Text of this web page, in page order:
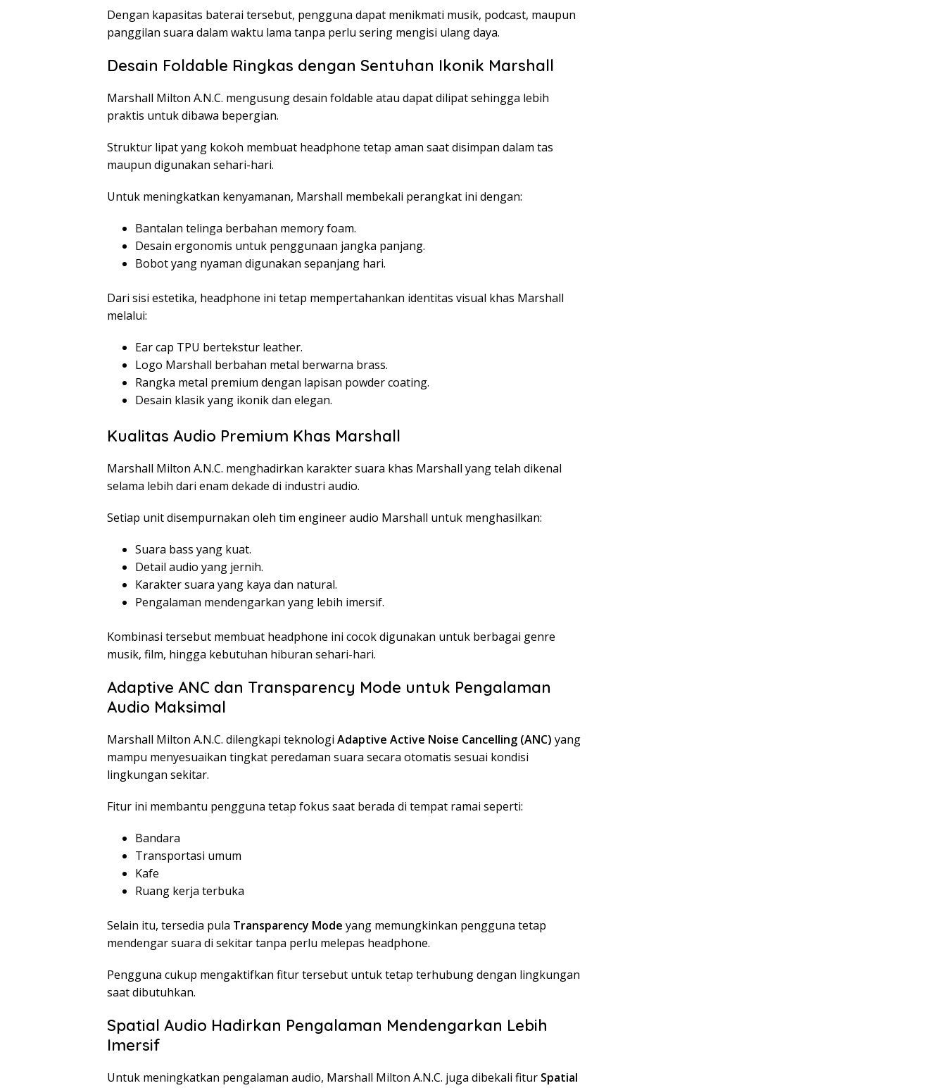
Dengan kapasitas baterai tersebut, pengguna dapat menikmati musik, podcast, maupun
panggilan suara dalam waktu lama tanpa perlu sering mengisi ulang daya.
Desain Foldable Ringkas dengan Sentuhan Ikonik Marshall
Marshall Milton A.N.C. mengusung desain foldable atau dapat dilipat sehingga lebih
praktis untuk dibawa bepergian.
Struktur lipat yang kokoh membuat headphone tetap aman saat disimpan dalam tas
maupun digunakan sehari-hari.
Untuk meningkatkan kenyamanan, Marshall membekali perangkat ini dengan:
Bantalan telinga berbahan memory foam.
Desain ergonomis untuk penggunaan jangka panjang.
Bobot yang nyaman digunakan sepanjang hari.
Dari sisi estetika, headphone ini tetap mempertahankan identitas visual khas Marshall
melalui:
Ear cap TPU bertekstur leather.
Logo Marshall berbahan metal berwarna brass.
Rangka metal premium dengan lapisan powder coating.
Desain klasik yang ikonik dan elegan.
Kualitas Audio Premium Khas Marshall
Marshall Milton A.N.C. menghadirkan karakter suara khas Marshall yang telah dikenal
selama lebih dari enam dekade di industri audio.
Setiap unit disempurnakan oleh tim engineer audio Marshall untuk menghasilkan:
Suara bass yang kuat.
Detail audio yang jernih.
Karakter suara yang kaya dan natural.
Pengalaman mendengarkan yang lebih imersif.
Kombinasi tersebut membuat headphone ini cocok digunakan untuk berbagai genre
musik, film, hingga kebutuhan hiburan sehari-hari.
Adaptive ANC dan Transparency Mode untuk Pengalaman
Audio Maksimal
Marshall Milton A.N.C. dilengkapi teknologi Adaptive Active Noise Cancelling (ANC) yang
mampu menyesuaikan tingkat peredaman suara secara otomatis sesuai kondisi
lingkungan sekitar.
Fitur ini membantu pengguna tetap fokus saat berada di tempat ramai seperti:
Bandara
Transportasi umum
Kafe
Ruang kerja terbuka
Selain itu, tersedia pula Transparency Mode yang memungkinkan pengguna tetap
mendengar suara di sekitar tanpa perlu melepas headphone.
Pengguna cukup mengaktifkan fitur tersebut untuk tetap terhubung dengan lingkungan
saat dibutuhkan.
Spatial Audio Hadirkan Pengalaman Mendengarkan Lebih
Imersif
Untuk meningkatkan pengalaman audio, Marshall Milton A.N.C. juga dibekali fitur Spatial